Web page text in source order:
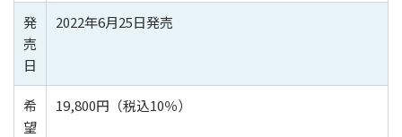
発
売
日
2022年6月25日発売
希
望
19,800円（税込10％）